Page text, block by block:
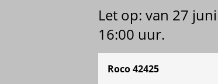
Let op: van 27
16:00 uur.
Roco 42425